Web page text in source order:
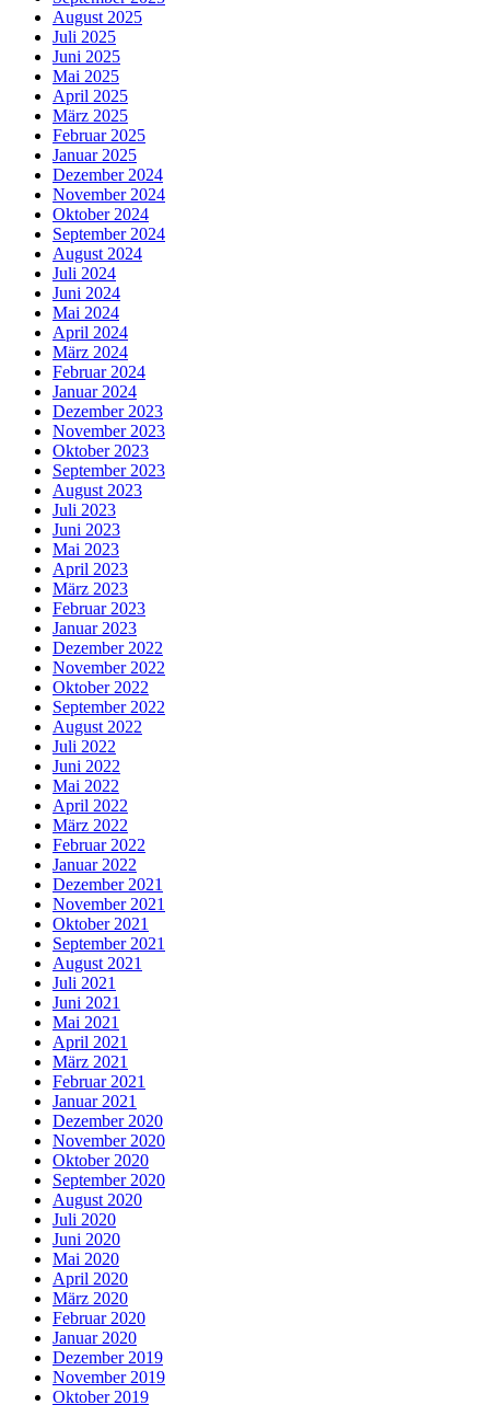
August 2025
Juli 2025
Juni 2025
Mai 2025
April 2025
März 2025
Februar 2025
Januar 2025
Dezember 2024
November 2024
Oktober 2024
September 2024
August 2024
Juli 2024
Juni 2024
Mai 2024
April 2024
März 2024
Februar 2024
Januar 2024
Dezember 2023
November 2023
Oktober 2023
September 2023
August 2023
Juli 2023
Juni 2023
Mai 2023
April 2023
März 2023
Februar 2023
Januar 2023
Dezember 2022
November 2022
Oktober 2022
September 2022
August 2022
Juli 2022
Juni 2022
Mai 2022
April 2022
März 2022
Februar 2022
Januar 2022
Dezember 2021
November 2021
Oktober 2021
September 2021
August 2021
Juli 2021
Juni 2021
Mai 2021
April 2021
März 2021
Februar 2021
Januar 2021
Dezember 2020
November 2020
Oktober 2020
September 2020
August 2020
Juli 2020
Juni 2020
Mai 2020
April 2020
März 2020
Februar 2020
Januar 2020
Dezember 2019
November 2019
Oktober 2019